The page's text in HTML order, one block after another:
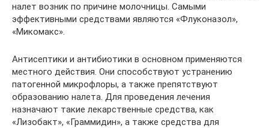
налет возник по причине молочницы. Самыми
эффективными средствами являются «Флуконазол»,
«Микомакс».
Антисептики и антибиотики в основном применяются
местного действия. Они способствуют устранению
патогенной микрофлоры, а также препятствуют
образованию налета. Для проведения лечения
назначают такие лекарственные средства, как
«Лизобакт», «Граммидин», а также средства для